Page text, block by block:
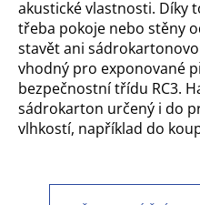
akustické vlastnosti. Díky
třeba pokoje nebo stěny
stavět ani
vhodný pro exponované
bezpečnostní třídu RC3.
sádrokarton určený i do
vlhkostí, například do